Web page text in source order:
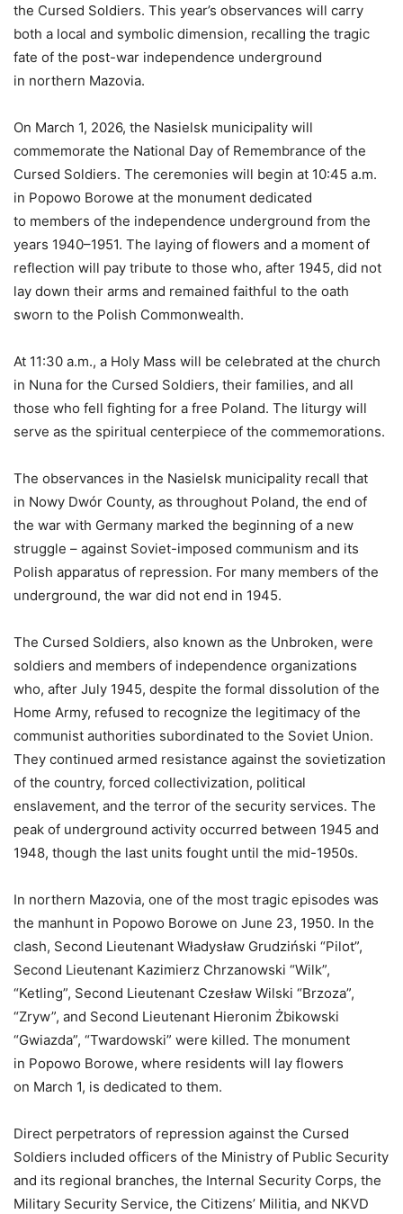
the Cursed Soldiers. This year’s observances will carry
both a local and symbolic dimension, recalling the tragic
fate of the post-war independence underground
in northern Mazovia.
On March 1, 2026, the Nasielsk municipality will
commemorate the National Day of Remembrance of the
Cursed Soldiers. The ceremonies will begin at 10:45 a.m.
in Popowo Borowe at the monument dedicated
to members of the independence underground from the
years 1940–1951. The laying of flowers and a moment of
reflection will pay tribute to those who, after 1945, did not
lay down their arms and remained faithful to the oath
sworn to the Polish Commonwealth.
At 11:30 a.m., a Holy Mass will be celebrated at the church
in Nuna for the Cursed Soldiers, their families, and all
those who fell fighting for a free Poland. The liturgy will
serve as the spiritual centerpiece of the commemorations.
The observances in the Nasielsk municipality recall that
in Nowy Dwór County, as throughout Poland, the end of
the war with Germany marked the beginning of a new
struggle – against Soviet-imposed communism and its
Polish apparatus of repression. For many members of the
underground, the war did not end in 1945.
The Cursed Soldiers, also known as the Unbroken, were
soldiers and members of independence organizations
who, after July 1945, despite the formal dissolution of the
Home Army, refused to recognize the legitimacy of the
communist authorities subordinated to the Soviet Union.
They continued armed resistance against the sovietization
of the country, forced collectivization, political
enslavement, and the terror of the security services. The
peak of underground activity occurred between 1945 and
1948, though the last units fought until the mid-1950s.
In northern Mazovia, one of the most tragic episodes was
the manhunt in Popowo Borowe on June 23, 1950. In the
clash, Second Lieutenant Władysław Grudziński “Pilot”,
Second Lieutenant Kazimierz Chrzanowski “Wilk”,
“Ketling”, Second Lieutenant Czesław Wilski “Brzoza”,
“Zryw”, and Second Lieutenant Hieronim Żbikowski
“Gwiazda”, “Twardowski” were killed. The monument
in Popowo Borowe, where residents will lay flowers
on March 1, is dedicated to them.
Direct perpetrators of repression against the Cursed
Soldiers included officers of the Ministry of Public Security
and its regional branches, the Internal Security Corps, the
Military Security Service, the Citizens’ Militia, and NKVD